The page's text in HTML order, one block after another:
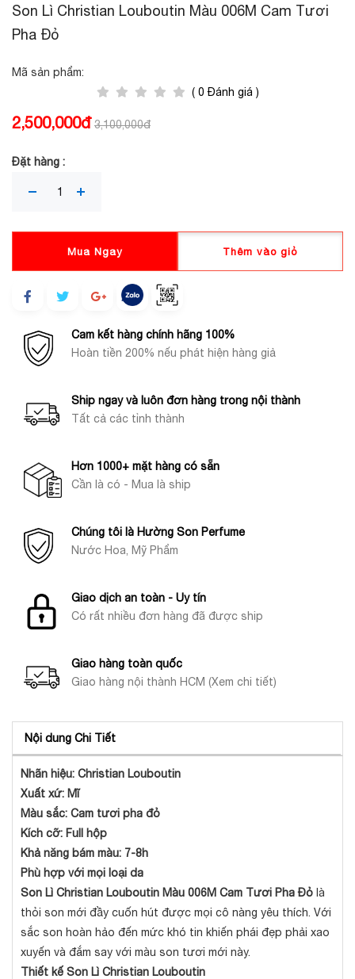
Son Lì Christian Louboutin Màu 006M Cam Tươi
Pha Đỏ
Mã sản phẩm:
( 0 Đánh giá )
2,500,000đ 3,100,000đ
Đặt hàng :
Mua Ngay Thêm vào giỏ
Cam kết hàng chính hãng 100%
Hoàn tiền 200% nếu phát hiện hàng giả
Ship ngay và luôn đơn hàng trong nội thành
Tất cả các tỉnh thành
Hơn 1000+ mặt hàng có sẵn
Cần là có - Mua là ship
Chúng tôi là Hường Son Perfume
Nước Hoa, Mỹ Phẩm
Giao dịch an toàn - Uy tín
Có rất nhiều đơn hàng đã được ship
Giao hàng toàn quốc
Giao hàng nội thành HCM (Xem chi tiết)
Nội dung Chi Tiết
Nhãn hiệu: Christian Louboutin
Xuất xứ: Mĩ
Màu sắc: Cam tươi pha đỏ
Kích cỡ: Full hộp
Khả năng bám màu: 7-8h
Phù hợp với mọi loại da
Son Lì Christian Louboutin Màu 006M Cam Tươi Pha Đỏ là
thỏi son mới đầy cuốn hút được mọi cô nàng yêu thích. Với
sắc son hoàn hảo đến mức khó tin khiến phái đẹp phải xao
xuyến và đắm say với màu son tươi mới này.
Thiết kế Son Lì Christian Louboutin